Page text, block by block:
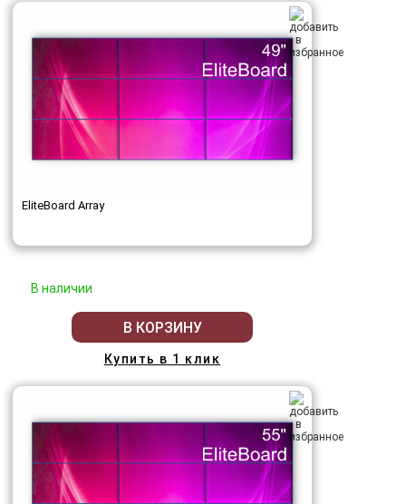
EliteBoard Array
В наличии
В КОРЗИНУ
Купить в 1 клик